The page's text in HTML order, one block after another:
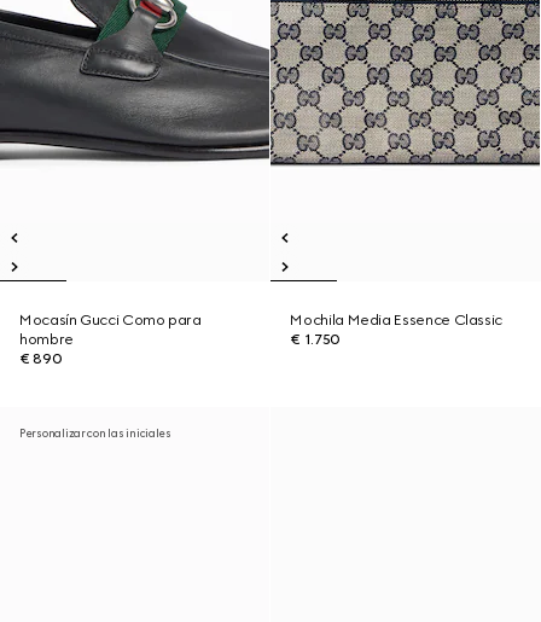
Mocasín Gucci Como para
hombre
€ 890
Mochila Media Essence Classic
€ 1.750
Personalizar con las iniciales